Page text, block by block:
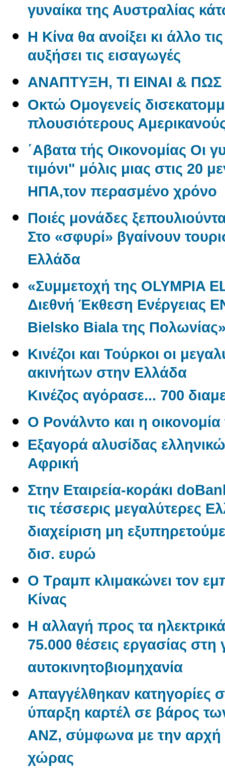
γυναίκα της Αυστραλίας
Η Κίνα θα ανοίξει κι άλλο
αυξήσει τις εισαγωγές
ΑΝΑΠΤΥΞΗ, ΤΙ ΕΙΝΑΙ &
Oκτώ Ομογενείς
πλουσιότερους
΄Αβατα τής Οικονομίας Οι
τιμόνι" μόλις μιας στις 20
ΗΠΑ,τον περασμένο χρόνο
Ποιές μονάδες
Στο «σφυρί» βγαίνουν
Ελλάδα
«Συμμετοχή της OLYMPIA
Διεθνή Έκθεση Ενέργειας
Bielsko Biala της
Κινέζοι και Τούρκοι οι
ακινήτων στην Ελλάδα
Κινέζος αγόρασε... 700
O Ρονάλντο και η
Εξαγορά αλυσίδας
Αφρική
Στην Εταιρεία-κοράκι
τις τέσσερις μεγαλύτερες
διαχείριση μη
δισ. ευρώ
Ο Τραμπ κλιμακώνει τον
Κίνας
Η αλλαγή προς τα ηλεκτρικά
75.000 θέσεις εργασίας στη
αυτοκινητοβιομηχανία
Απαγγέλθηκαν κατηγορίες
ύπαρξη καρτέλ σε βάρος
ANZ, σύμφωνα με την αρχή
χώρας